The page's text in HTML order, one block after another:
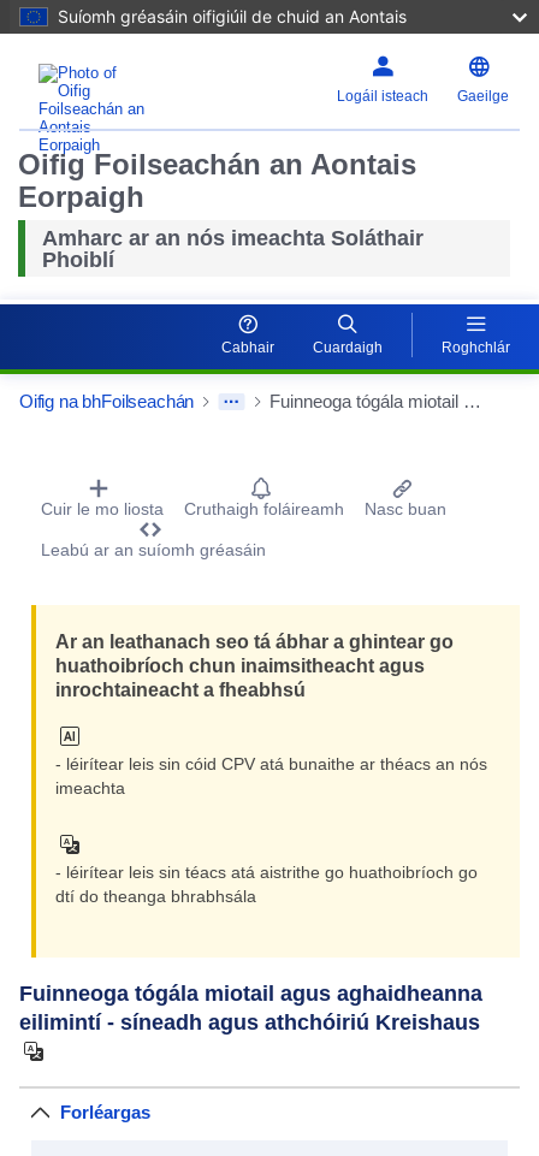
Suíomh gréasáin oifigiúil de chuid an Aontais
Logáil isteach Gaeilge
Oifig Foilseachán an Aontais
Eorpaigh
Amharc ar an nós imeachta Soláthair
Phoiblí
Cabhair Cuardaigh Roghchlár
Oifig na bhFoilseachán Fuinneoga tógála miotail agus aghaidheanna eilimintí - síneadh agus athchóiriú Kreishaus
Procurement Detail Actions Portlet
Cuir le mo liosta Cruthaigh foláireamh Nasc buan
Leabú ar an suíomh gréasáin
Ar an leathanach seo tá ábhar a ghintear go
huathoibríoch chun inaimsitheacht agus
inrochtaineacht a fheabhsú
- léirítear leis sin cóid CPV atá bunaithe ar théacs an nós
imeachta
- léirítear leis sin téacs atá aistrithe go huathoibríoch go
dtí do theanga bhrabhsála
Fuinneoga tógála miotail agus aghaidheanna
eilimintí - síneadh agus athchóiriú Kreishaus
Forléargas